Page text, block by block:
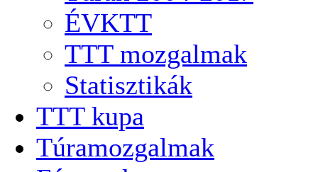
ÉVKTT
TTT mozgalmak
Statisztikák
TTT kupa
Túramozgalmak